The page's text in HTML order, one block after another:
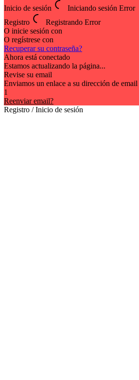
Inicio de sesión Iniciando sesión Error
Registro
Registrando Error
O inicie sesión con
O regístrese con
Recuperar su contraseña?
Ahora está conectado
Estamos actualizando la página...
Revise su email
Enviamos un enlace a su dirección de email
1
Reenviar email?
Registro / Inicio de sesión